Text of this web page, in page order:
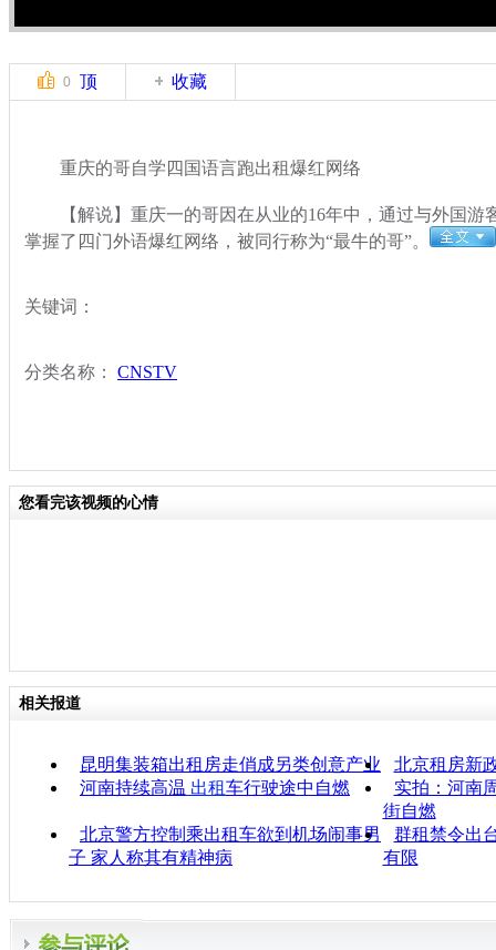
0 顶 收藏
重庆的哥自学四国语言跑出租爆红网络
【解说】重庆一的哥因在从业的16年中，通过与外国游
掌握了四门外语爆红网络，被同行称为“最牛的哥”。
关键词：
分类名称： CNSTV
您看完该视频的心情
相关报道
昆明集装箱出租房走俏成另类创意产业
北京租房新
河南持续高温 出租车行驶途中自燃
实拍：河南
街自燃
北京警方控制乘出租车欲到机场闹事男
子 家人称其有精神病
群租禁令出
有限